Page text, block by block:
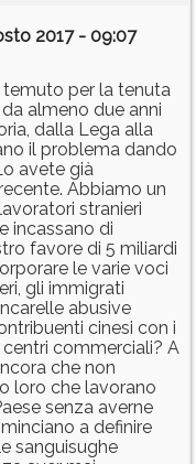
2017 - 09:07
temuto per la tenuta
almeno due anni
dalla Lega alla
il problema dando
avete già
Abbiamo un
stranieri
incassano di
favore di 5 miliardi
le varie voci
gli immigrati
abusive
cinesi con i
commerciali? A
che non
loro che lavorano
senza averne
a definire
sanguisughe